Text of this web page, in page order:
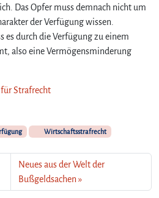
t
r
u
G
Das Opfer muss demnach nicht um
der Verfügung wissen.
es durch die Verfügung zu einem
also eine Vermögensminderung
Strafrecht
Wirtschaftsstrafrecht
Neues aus der Welt der
Bußgeldsachen